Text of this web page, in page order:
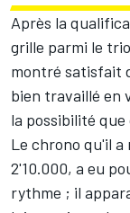
Après la
grille parmi le
montré satisfait
bien travaillé en
la possibilité
Le chrono qu'il a
2'10.000, a eu
rythme ; il